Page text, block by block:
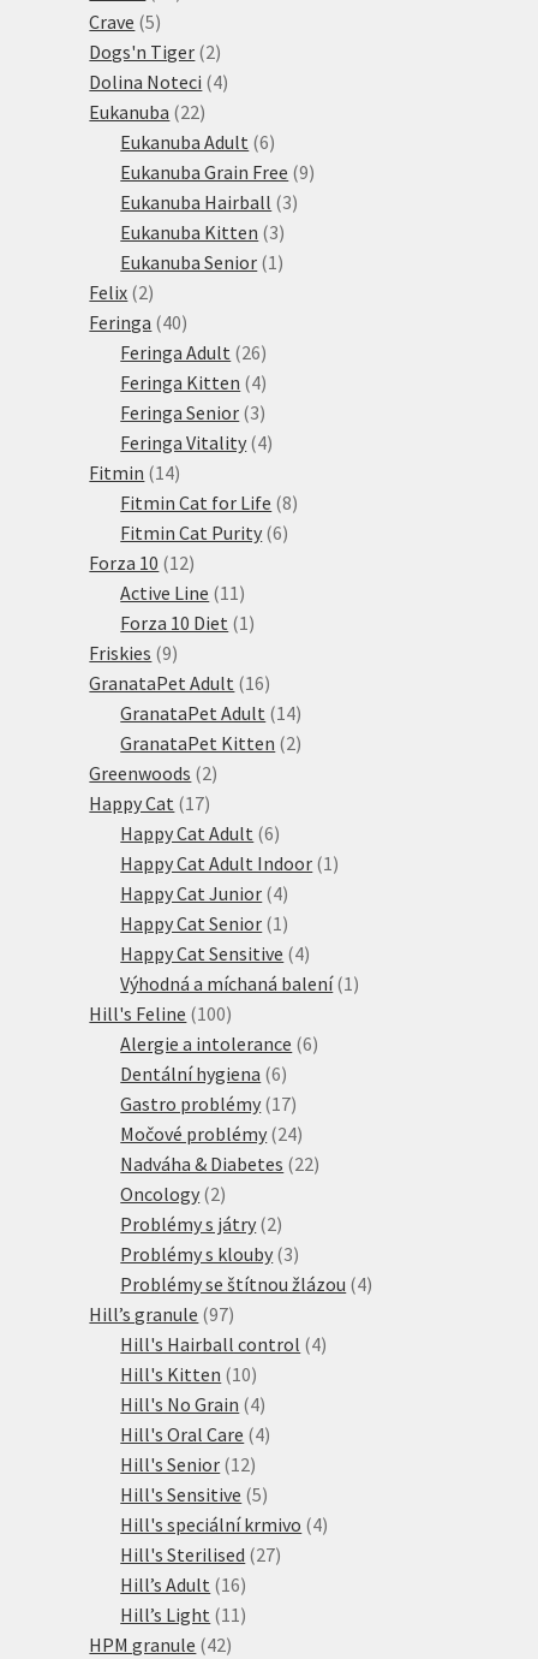
Crave 55
produktů
Dogs'n Tiger 22
produkty
Dolina Noteci 44
Eukanuba 2222
produktů
Eukanuba Adult 66
produktů
Eukanuba Grain Free 99
Eukanuba Hairball 33
Eukanuba Kitten 33
produkty
Eukanuba Senior 1 1
Felix 22
produkty
Feringa 4040
produktů
Feringa Adult 2626
produktů
Feringa Kitten 44
produkty
Feringa Senior 33
produkty
Feringa Vitality 44
Fitmin 1414
produktů
Fitmin Cat for Life 88
Fitmin Cat Purity 66
Forza 10 1212
produktů
Active Line 11 11
produktů
Forza 10 Diet 1 1
Friskies 99
produktů
GranataPet Adult 1616
produktů
GranataPet Adult 1414
produktů
GranataPet Kitten 22
Greenwoods 22
Happy Cat 1717
produktů
Happy Cat Adult 66
produktů
Happy Cat Adult Indoor 1 1
Happy Cat Junior 44
produkty
Happy Cat Senior 1 1
produkt
Happy Cat Sensitive 44
produkty
Výhodná a míchaná balení 1 1
Hill's Feline 100100
produktů
Alergie a intolerance 66
Dentální hygiena 66
produktů
Gastro problémy 1717
produktů
Močové problémy 2424
produktů
Nadváha & Diabetes 2222
Oncology 22
produkty
Problémy s játry 22
produkty
Problémy s klouby 33
produkty
Problémy se štítnou žlázou 44
Hill’s granule 9797
produktů
Hill's Hairball control 44
Hill's Kitten 1010
produktů
Hill's No Grain 44
produkty
Hill's Oral Care 44
Hill's Senior 1212
produktů
Hill's Sensitive 55
produktů
Hill's speciální krmivo 44
Hill's Sterilised 2727
Hill’s Adult 1616
produktů
Hill’s Light 11 11
HPM granule 4242